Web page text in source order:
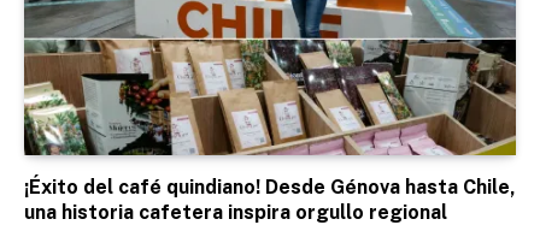
¡Éxito del café quindiano! Desde Génova hasta Chile,
una historia cafetera inspira orgullo regional